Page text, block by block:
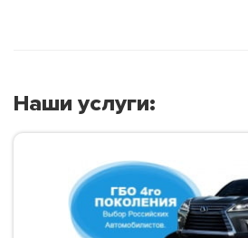
Наши услуги: